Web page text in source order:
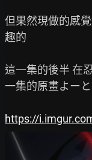
但果然現做的感
趣的
這一集的後半 在
一集的原畫よー
https://